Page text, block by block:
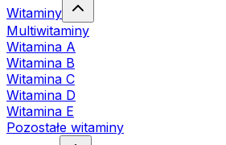
Witaminy
Multiwitaminy
Witamina A
Witamina B
Witamina C
Witamina D
Witamina E
Pozostałe witaminy